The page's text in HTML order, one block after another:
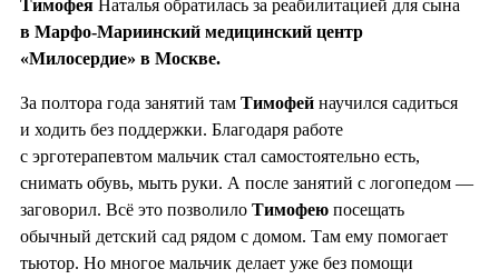
Тимофея Наталья обратилась за реабилитацией для сына
в Марфо-Мариинский медицинский центр
«Милосердие» в Москве.
За полтора года занятий там Тимофей научился садиться
и ходить без поддержки. Благодаря работе
с эрготерапевтом мальчик стал самостоятельно есть,
снимать обувь, мыть руки. А после занятий с логопедом —
заговорил. Всё это позволило Тимофею посещать
обычный детский сад рядом с домом. Там ему помогает
тьютор. Но многое мальчик делает уже без помощи